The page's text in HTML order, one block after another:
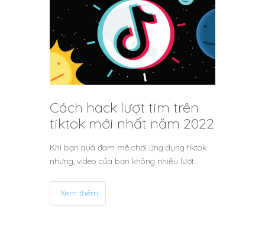
Cách hack lượt tim trên
tiktok mới nhất năm 2022
Khi bạn quá đam mê chơi ứng dụng tiktok
nhưng, video của bạn không nhiều lượt…
Xem thêm